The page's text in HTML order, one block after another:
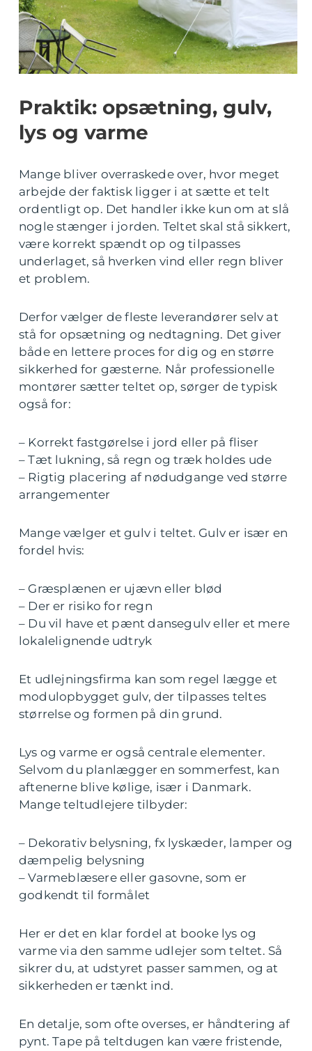
Praktik: opsætning, gulv,
lys og varme
Mange bliver overraskede over, hvor meget
arbejde der faktisk ligger i at sætte et telt
ordentligt op. Det handler ikke kun om at slå
nogle stænger i jorden. Teltet skal stå sikkert,
være korrekt spændt op og tilpasses
underlaget, så hverken vind eller regn bliver
et problem.
Derfor vælger de fleste leverandører selv at
stå for opsætning og nedtagning. Det giver
både en lettere proces for dig og en større
sikkerhed for gæsterne. Når professionelle
montører sætter teltet op, sørger de typisk
også for:
– Korrekt fastgørelse i jord eller på fliser
– Tæt lukning, så regn og træk holdes ude
– Rigtig placering af nødudgange ved større
arrangementer
Mange vælger et gulv i teltet. Gulv er især en
fordel hvis:
– Græsplænen er ujævn eller blød
– Der er risiko for regn
– Du vil have et pænt dansegulv eller et mere
lokalelignende udtryk
Et udlejningsfirma kan som regel lægge et
modulopbygget gulv, der tilpasses teltes
størrelse og formen på din grund.
Lys og varme er også centrale elementer.
Selvom du planlægger en sommerfest, kan
aftenerne blive kølige, især i Danmark.
Mange teltudlejere tilbyder:
– Dekorativ belysning, fx lyskæder, lamper og
dæmpelig belysning
– Varmeblæsere eller gasovne, som er
godkendt til formålet
Her er det en klar fordel at booke lys og
varme via den samme udlejer som teltet. Så
sikrer du, at udstyret passer sammen, og at
sikkerheden er tænkt ind.
En detalje, som ofte overses, er håndtering af
pynt. Tape på teltdugen kan være fristende,